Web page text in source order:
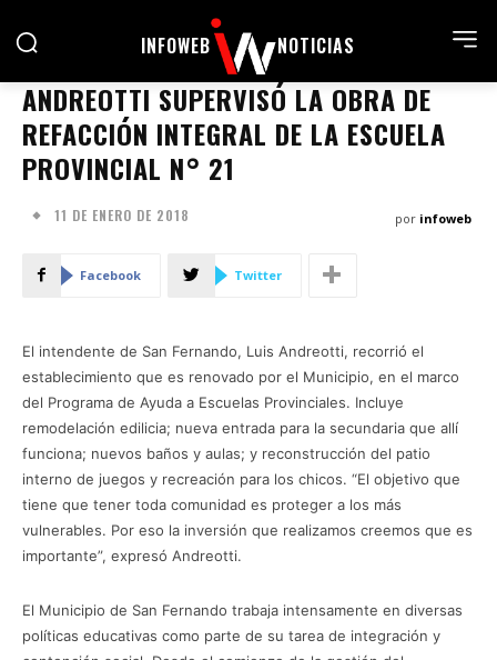
INFOWEB NOTICIAS
ANDREOTTI SUPERVISÓ LA OBRA DE
REFACCIÓN INTEGRAL DE LA ESCUELA
PROVINCIAL N° 21
11 DE ENERO DE 2018 por infoweb
Facebook Twitter
El intendente de San Fernando, Luis Andreotti, recorrió el
establecimiento que es renovado por el Municipio, en el marco
del Programa de Ayuda a Escuelas Provinciales. Incluye
remodelación edilicia; nueva entrada para la secundaria que allí
funciona; nuevos baños y aulas; y reconstrucción del patio
interno de juegos y recreación para los chicos. “El objetivo que
tiene que tener toda comunidad es proteger a los más
vulnerables. Por eso la inversión que realizamos creemos que es
importante”, expresó Andreotti.
El Municipio de San Fernando trabaja intensamente en diversas
políticas educativas como parte de su tarea de integración y